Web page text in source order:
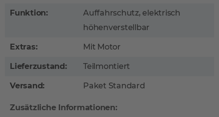
Funktion:
Auffahrschutz, elektrisch
höhenverstellbar
Extras: Mit Motor
Lieferzustand: Teilmontiert
Versand: Paket Standard
Zusätzliche Informationen: